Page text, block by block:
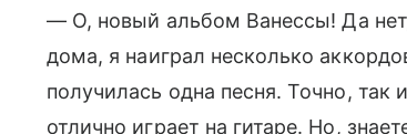
— О, новый альбом Ванессы! Да
дома, я наиграл несколько
получилась одна песня. Точно,
отлично играет на гитаре. Но,